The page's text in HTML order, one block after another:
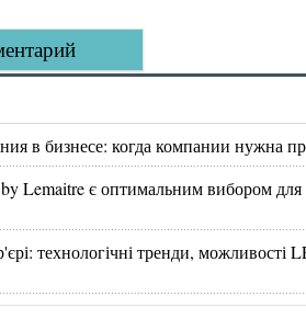
в бизнесе: когда компании нужна
Lemaitre є оптимальним вибором для
технологічні тренди, можливості